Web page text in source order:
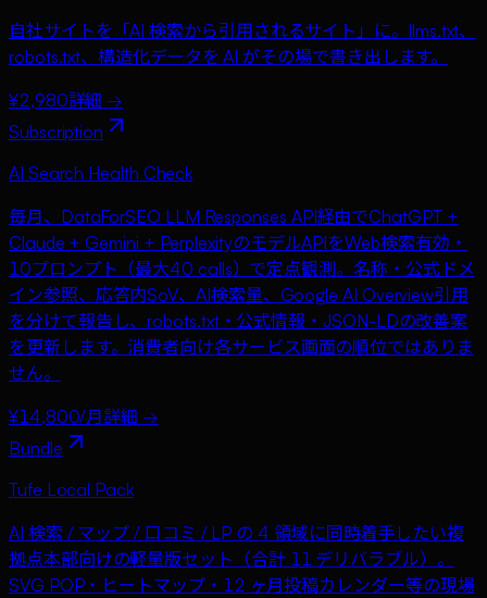
自社サイトを「AI 検索から引用されるサイト」に。llms.txt、
robots.txt、構造化データを AI がその場で書き出します。
¥2,980詳細 →
Subscription
AI Search Health Check
毎月、DataForSEO LLM Responses API経由でChatGPT +
Claude + Gemini + PerplexityのモデルAPIをWeb検索有効・
10プロンプト（最大40 calls）で定点観測。名称・公式ドメ
イン参照、応答内SoV、AI検索量、Google AI Overview引用
を分けて報告し、robots.txt・公式情報・JSON-LDの改善案
を更新します。消費者向け各サービス画面の順位ではありま
せん。
¥14,800/月詳細 →
Bundle
Tufe Local Pack
AI 検索 / マップ / 口コミ / LP の 4 領域に同時着手したい複
拠点本部向けの軽量版セット（合計 11 デリバラブル）。
SVG POP・ヒートマップ・12 ヶ月投稿カレンダー等の現場